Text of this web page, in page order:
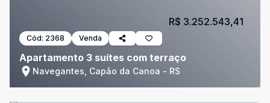
Cód: 2368 Venda
Apartamento 3 suítes com terraço
Navegantes, Capão da Canoa - RS
R$ 3.252.543,41